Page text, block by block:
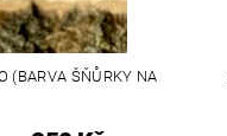
(BARVA ŠŇŮRKY NA